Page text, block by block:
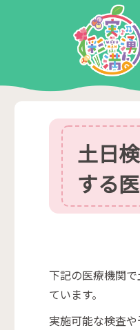
土日
する
下記の医療機関
ています。
実施可能な検査